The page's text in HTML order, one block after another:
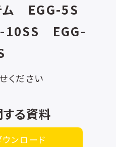
ム EGG-5S
10SS EGG-
ください
する資料
ンロード